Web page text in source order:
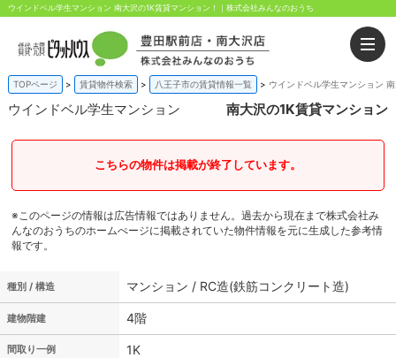
ウインドベル学生マンション 南大沢の1K賃貸マンション！｜株式会社みんなのおうち
TOPページ 賃貸物件検索 八王子市の賃貸情報一覧 ウインドベル学生マンション
ウインドベル学生マンション 南大沢の1K賃貸マンション
こちらの物件は掲載が終了しています。
※このページの情報は広告情報ではありません。過去から現在まで株式会社み
んなのおうちのホームぺージに掲載されていた物件情報を元に生成した参考情
報です。
種別 / 構造 マンション / RC造(鉄筋コンクリート造)
建物階建 4階
間取り一例 1K